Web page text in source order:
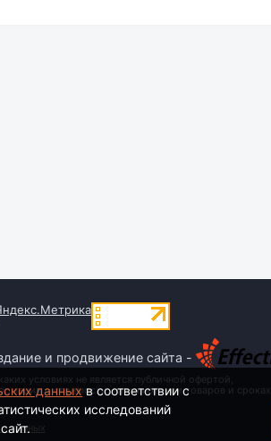
и продвижение сайта -
условиях не является публичной офертой,
о стоимости, наименовании товаров и сроках
данных
данныхв соответствии с
исследований